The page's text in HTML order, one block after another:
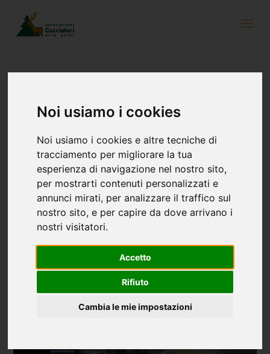
Noi usiamo i cookies
Noi usiamo i cookies e altre tecniche di
tracciamento per migliorare la tua
esperienza di navigazione nel nostro sito,
per mostrarti contenuti personalizzati e
annunci mirati, per analizzare il traffico sul
nostro sito, e per capire da dove arrivano i
nostri visitatori.
Accetto
Rifiuto
Cambia le mie impostazioni
“Grasso come un ghiro”
estate l’alimentazione si basa su gemme, foglie, bacche e frutti,
o occasionalmente insetti, lumache, vermi o uova, d’autunno
vengono ricercati alimenti più ricchi di grassi, come semi,
ghiande, noci, castagne.
La voracità dei ghiri è proverbiale, ed è presto spiegata: più
riserve di grasso gli animali riescono ad accumulare, più
aumentano le loro possibilità di sopravvivenza, dato che durante
il letargo i ghiri perdono fino a metà del loro peso.